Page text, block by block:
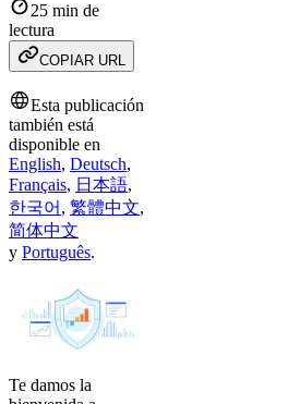
25 min de
lectura
COPIAR URL
Esta publicación
también está
disponible en
English, Deutsch,
Français, 日本語,
한국어 , 繁體中文,
简体中文
y Português.
Te damos la